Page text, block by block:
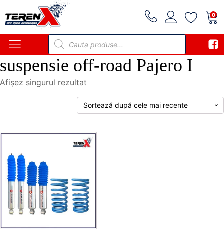
0
Products
search
suspensie off-road Pajero I
Afișez singurul rezultat